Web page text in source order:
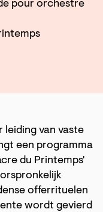
pour orchestre
leiding van vaste
een programma
du Printemps'
offerrituelen
wordt gevierd